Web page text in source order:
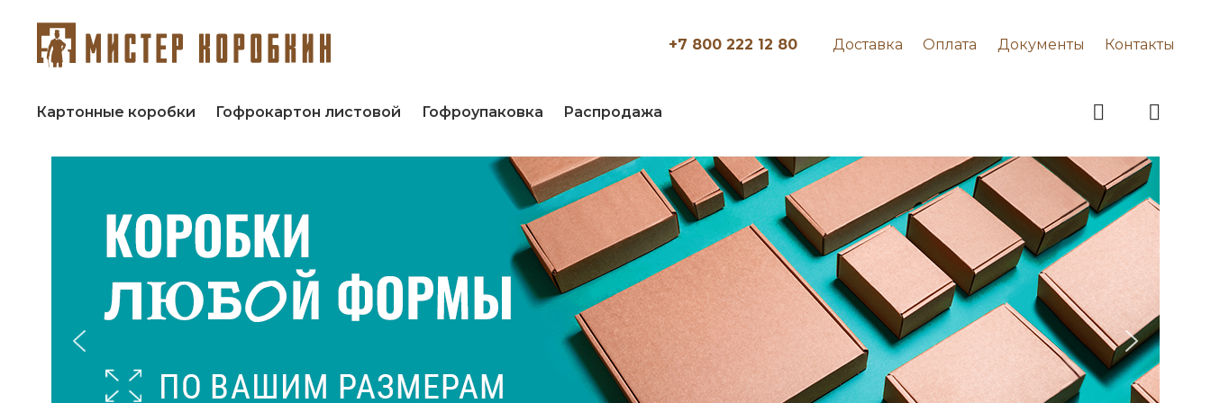
+7 800 222 12 80 Доставка Оплата Документы Контакты
Картонные коробки Гофрокартон листовой Гофроупаковка Распродажа